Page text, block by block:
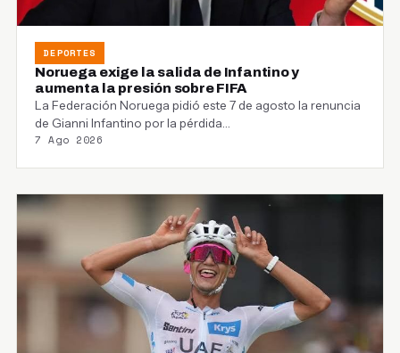
DEPORTES
Noruega exige la salida de Infantino y
aumenta la presión sobre FIFA
La Federación Noruega pidió este 7 de agosto la renuncia
de Gianni Infantino por la pérdida…
7 Ago 2026